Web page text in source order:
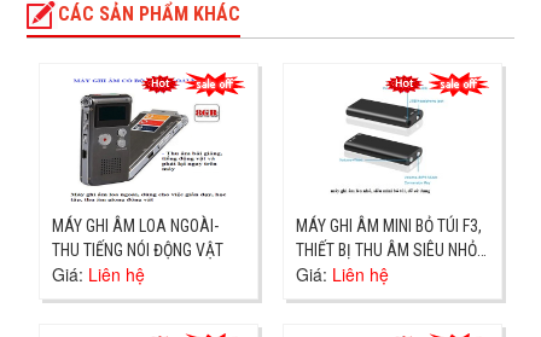
CÁC SẢN PHẨM KHÁC
MÁY GHI ÂM LOA NGOÀI-
THU TIẾNG NÓI ĐỘNG VẬT
Giá: Liên hệ
MÁY GHI ÂM MINI BỎ TÚI F3,
THIẾT BỊ THU ÂM SIÊU NHỎ
0937251919
Giá: Liên hệ